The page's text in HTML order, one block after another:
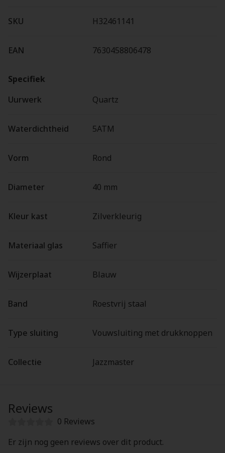
SKU H32461141
EAN 7630458806478
Specifiek
Uurwerk
Quartz
Waterdichtheid 5ATM
Vorm Rond
Diameter 40 mm
Kleur kast Zilverkleurig
Materiaal glas Saffier
Wijzerplaat Blauw
Band Roestvrij staal
Type sluiting Vouwsluiting met drukknoppen
Collectie Jazzmaster
Reviews
0 Reviews
Er zijn nog geen reviews over dit product.